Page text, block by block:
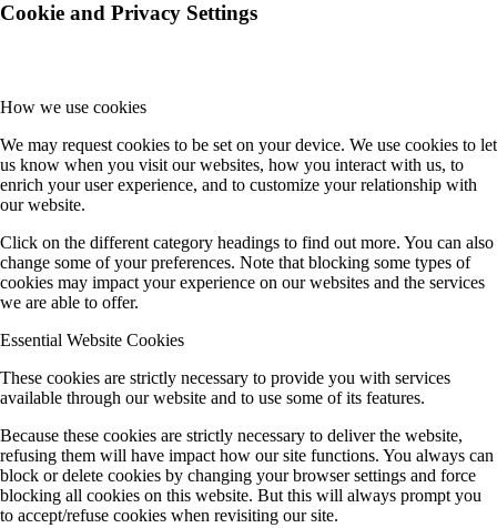
Cookie and Privacy Settings
How we use cookies
We may request cookies to be set on your device. We use cookies to let
us know when you visit our websites, how you interact with us, to
enrich your user experience, and to customize your relationship with
our website.
Click on the different category headings to find out more. You can also
change some of your preferences. Note that blocking some types of
cookies may impact your experience on our websites and the services
we are able to offer.
Essential Website Cookies
These cookies are strictly necessary to provide you with services
available through our website and to use some of its features.
Because these cookies are strictly necessary to deliver the website,
refusing them will have impact how our site functions. You always can
block or delete cookies by changing your browser settings and force
blocking all cookies on this website. But this will always prompt you
to accept/refuse cookies when revisiting our site.